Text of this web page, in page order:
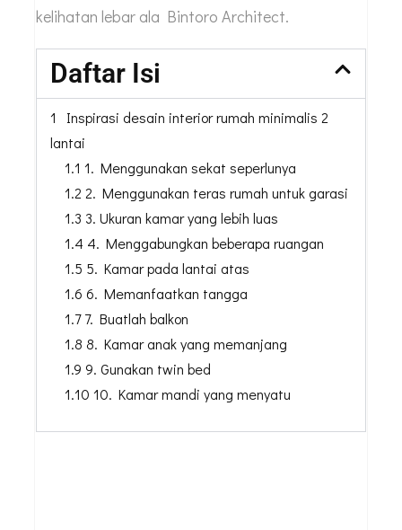
kelihatan lebar ala Bintoro Architect.
Daftar Isi
1 Inspirasi desain interior rumah minimalis 2
lantai
1.1 1. Menggunakan sekat seperlunya
1.2 2. Menggunakan teras rumah untuk garasi
1.3 3. Ukuran kamar yang lebih luas
1.4 4. Menggabungkan beberapa ruangan
1.5 5. Kamar pada lantai atas
1.6 6. Memanfaatkan tangga
1.7 7. Buatlah balkon
1.8 8. Kamar anak yang memanjang
1.9 9. Gunakan twin bed
1.10 10. Kamar mandi yang menyatu